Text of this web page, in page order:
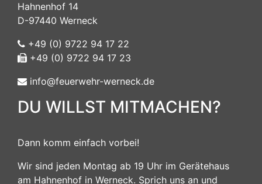
Hahnenhof 14
D-97440 Werneck
+49 (0) 9722 94 17 22
+49 (0) 9722 94 17 23
info@feuerwehr-werneck.de
DU WILLST MITMACHEN?
Dann komm einfach vorbei!
Wir sind jeden Montag ab 19 Uhr im Gerätehaus
am Hahnenhof in Werneck. Sprich uns an und